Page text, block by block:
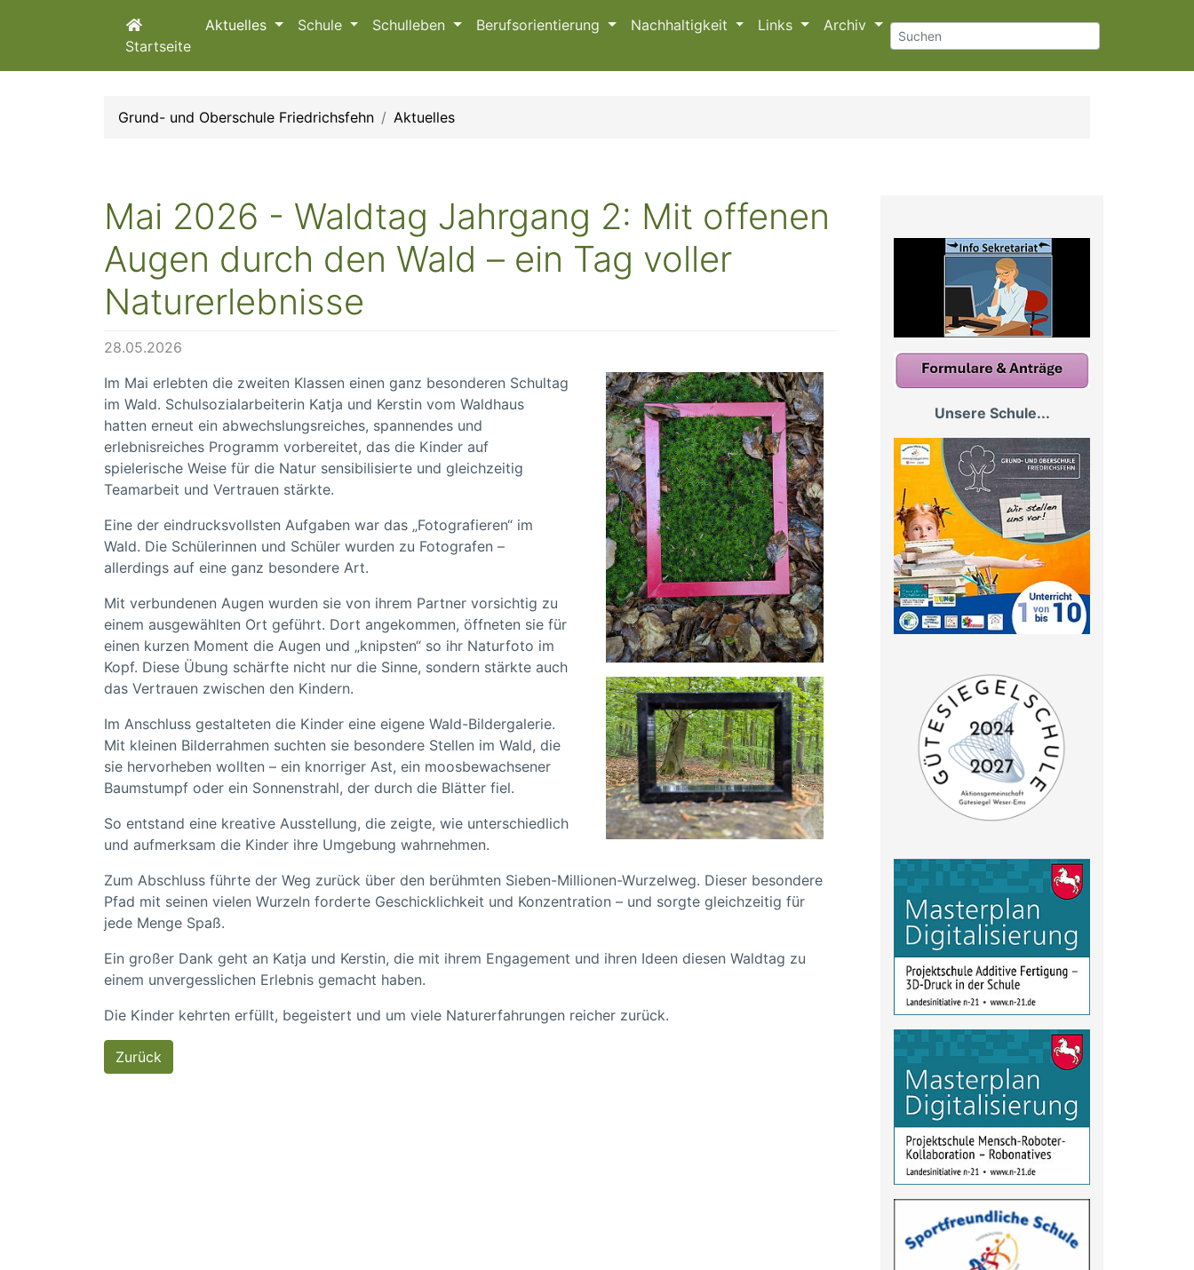
Startseite
Aktuelles Schule Schulleben Berufsorientierung Nachhaltigkeit Links Archiv
Grund- und Oberschule Friedrichsfehn Aktuelles
Unsere Schule...
Mai 2026 - Waldtag Jahrgang 2: Mit offenen
Augen durch den Wald – ein Tag voller
Naturerlebnisse
28.05.2026
Im Mai erlebten die zweiten Klassen einen ganz besonderen Schultag
im Wald. Schulsozialarbeiterin Katja und Kerstin vom Waldhaus
hatten erneut ein abwechslungsreiches, spannendes und
erlebnisreiches Programm vorbereitet, das die Kinder auf
spielerische Weise für die Natur sensibilisierte und gleichzeitig
Teamarbeit und Vertrauen stärkte.
Eine der eindrucksvollsten Aufgaben war das „Fotografieren“ im
Wald. Die Schülerinnen und Schüler wurden zu Fotografen –
allerdings auf eine ganz besondere Art.
Mit verbundenen Augen wurden sie von ihrem Partner vorsichtig zu
einem ausgewählten Ort geführt. Dort angekommen, öffneten sie für
einen kurzen Moment die Augen und „knipsten“ so ihr Naturfoto im
Kopf. Diese Übung schärfte nicht nur die Sinne, sondern stärkte auch
das Vertrauen zwischen den Kindern.
Im Anschluss gestalteten die Kinder eine eigene Wald-Bildergalerie.
Mit kleinen Bilderrahmen suchten sie besondere Stellen im Wald, die
sie hervorheben wollten – ein knorriger Ast, ein moosbewachsener
Baumstumpf oder ein Sonnenstrahl, der durch die Blätter fiel.
So entstand eine kreative Ausstellung, die zeigte, wie unterschiedlich
und aufmerksam die Kinder ihre Umgebung wahrnehmen.
Zum Abschluss führte der Weg zurück über den berühmten Sieben-Millionen-Wurzelweg. Dieser besondere
Pfad mit seinen vielen Wurzeln forderte Geschicklichkeit und Konzentration – und sorgte gleichzeitig für
jede Menge Spaß.
Ein großer Dank geht an Katja und Kerstin, die mit ihrem Engagement und ihren Ideen diesen Waldtag zu
einem unvergesslichen Erlebnis gemacht haben.
Die Kinder kehrten erfüllt, begeistert und um viele Naturerfahrungen reicher zurück.
Zurück